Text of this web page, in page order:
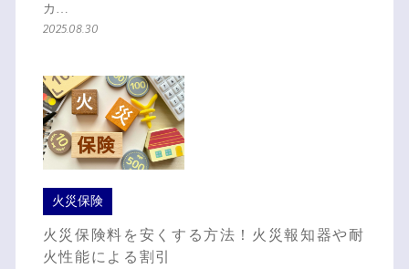
カ…
2025.08.30
火災保険
火災保険料を安くする方法！火災報知器や耐
火性能による割引